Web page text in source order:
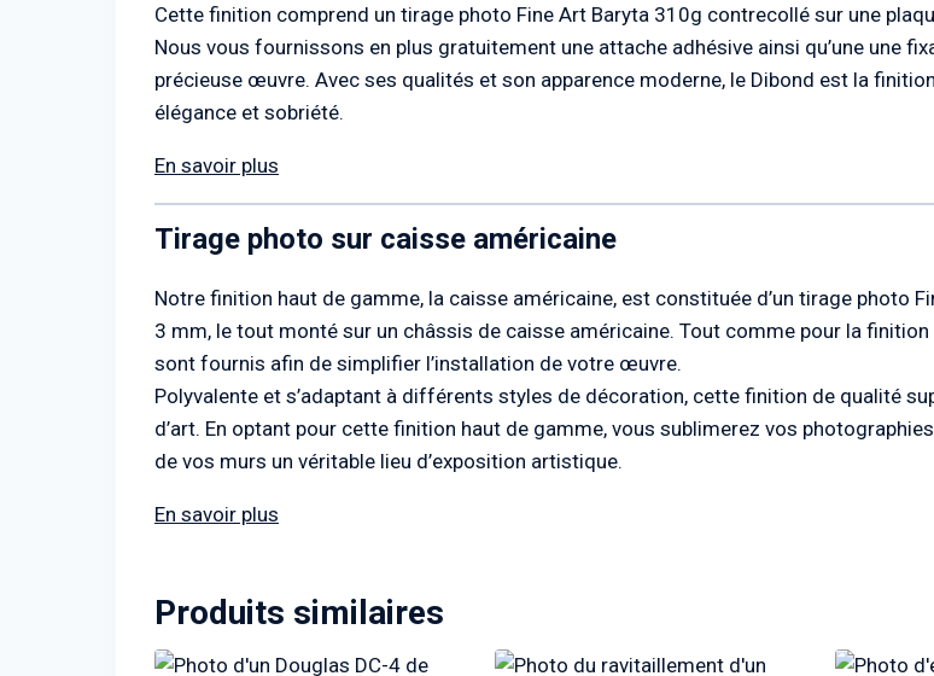
Cette finition comprend un tirage photo Fine Art Baryta 310g contrecollé sur une
Nous vous fournissons en plus gratuitement une attache adhésive ainsi qu’une une
précieuse œuvre. Avec ses qualités et son apparence moderne, le Dibond est la
élégance et sobriété.
En savoir plus
Tirage photo sur caisse américaine
Notre finition haut de gamme, la caisse américaine, est constituée d’un tirage photo
3 mm, le tout monté sur un châssis de caisse américaine. Tout comme pour la
sont fournis afin de simplifier l’installation de votre œuvre.
Polyvalente et s’adaptant à différents styles de décoration, cette finition de qualité
d’art. En optant pour cette finition haut de gamme, vous sublimerez vos
de vos murs un véritable lieu d’exposition artistique.
En savoir plus
Produits similaires